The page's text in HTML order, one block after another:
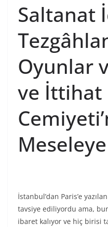
Saltanat
Oyunlar
ve İttihat
Meseleye
İstanbul’dan Paris’e
tavsiye ediliyordu ama,
ibaret kalıyor ve hiç birisi